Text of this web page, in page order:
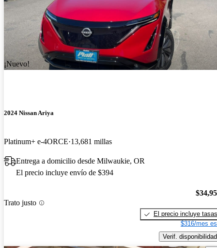
¡Nuevo!
2024 Nissan Ariya
Platinum+ e-4ORCE 13,681 millas
Entrega a domicilio desde Milwaukie, OR
El precio incluye envío de $394
Trato justo
El precio incluye tasas
$316/mes
Verif. disponibilidad